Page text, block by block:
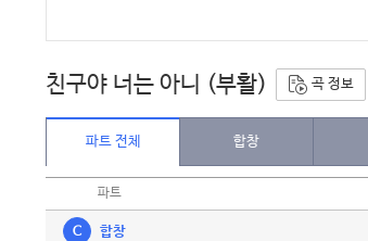
친구야 너는 아니 (부활) 곡 정보
파트 전체 합창
파트
C 합창